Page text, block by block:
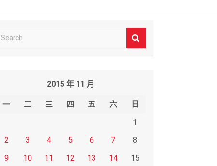
2015 年 11 月
一 二 三 四 五 六
日
1
2
3 4 5 6 7
8
9
10 11 12 13 14
15